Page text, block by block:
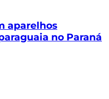
aparelhos
no Paraná